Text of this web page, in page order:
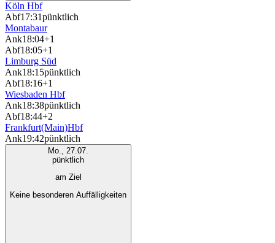
Köln Hbf
Abf17:31pünktlich
Montabaur
Ank18:04+1
Abf18:05+1
Limburg Süd
Ank18:15pünktlich
Abf18:16+1
Wiesbaden Hbf
Ank18:38pünktlich
Abf18:44+2
Frankfurt(Main)Hbf
Ank19:42pünktlich
Mo., 27.07.
pünktlich
am Ziel
Keine besonderen Auffälligkeiten